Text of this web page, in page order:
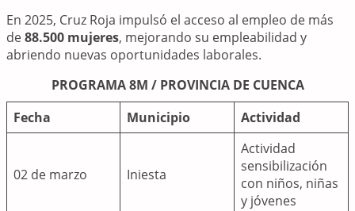
En 2025, Cruz Roja impulsó el acceso al empleo de más
de88.500 mujeres, mejorando su empleabilidad y
abriendo nuevas oportunidades laborales.
PROGRAMA 8M / PROVINCIA DE CUENCA
Fecha
Municipio Actividad
02 de marzo Iniesta
Actividad
sensibilización
con niños, niñas
y jóvenes